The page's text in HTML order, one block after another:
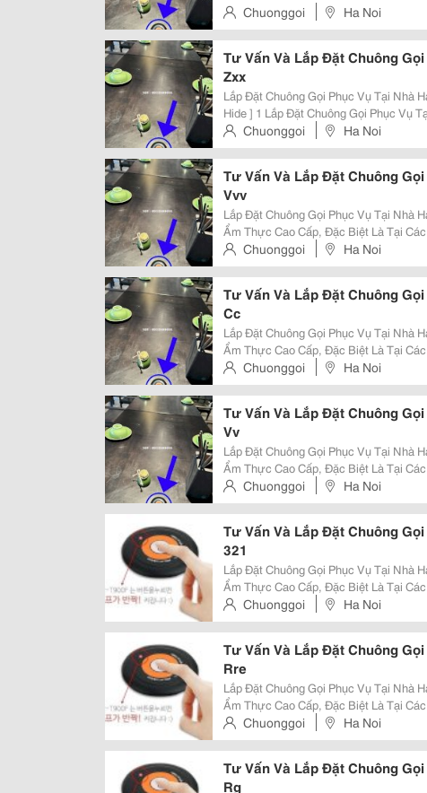
Thống Chuông Gọi Phục Vụ Không Dây...
Chuonggoi Ha Noi
Tư Vấn Và Lắp Đặt Chuông
Zxx
Lắp Đặt Chuông Gọi Phục Vụ Tại Nhà Hàng
Hide ] 1 Lắp Đặt Chuông Gọi Phục Vụ Tại Nhà Hàng Nhật Bản Tại Hà Nội 1.1
Tại Sao Các Nhà Hàng Nhật Bản Nên Lắp
Pháp Từ Minh...
Chuonggoi Ha Noi
Tư Vấn Và Lắp Đặt Chuông
Vvv
Lắp Đặt Chuông Gọi Phục Vụ Tại Nhà Hàng
Ẩm Thực Cao Cấp, Đặc Biệt Là Tại
Cao Sự Tinh Tế, Yên Tĩnh Và Phục Vụ
Thống Chuông Gọi Phục Vụ Không
Chuonggoi Ha Noi
Tư Vấn Và Lắp Đặt Chuông
Cc
Lắp Đặt Chuông Gọi Phục Vụ Tại Nhà Hàng
Ẩm Thực Cao Cấp, Đặc Biệt Là Tại
Cao Sự Tinh Tế, Yên Tĩnh Và Phục Vụ
Thống Chuông Gọi Phục Vụ Không
Chuonggoi Ha Noi
Tư Vấn Và Lắp Đặt Chuông
Vv
Lắp Đặt Chuông Gọi Phục Vụ Tại Nhà Hàng
Ẩm Thực Cao Cấp, Đặc Biệt Là Tại
Cao Sự Tinh Tế, Yên Tĩnh Và Phục Vụ
Thống Chuông Gọi Phục Vụ Không
Chuonggoi Ha Noi
Tư Vấn Và Lắp Đặt Chuông
321
Lắp Đặt Chuông Gọi Phục Vụ Tại Nhà Hàng
Ẩm Thực Cao Cấp, Đặc Biệt Là Tại
Cao Sự Tinh Tế, Yên Tĩnh Và Phục Vụ
Thống Chuông Gọi Phục Vụ Không
Chuonggoi Ha Noi
Tư Vấn Và Lắp Đặt Chuông
Rre
Lắp Đặt Chuông Gọi Phục Vụ Tại Nhà Hàng
Ẩm Thực Cao Cấp, Đặc Biệt Là Tại
Cao Sự Tinh Tế, Yên Tĩnh Và Phục Vụ
Thống Chuông Gọi Phục Vụ Không
Chuonggoi Ha Noi
Tư Vấn Và Lắp Đặt Chuông
Rg